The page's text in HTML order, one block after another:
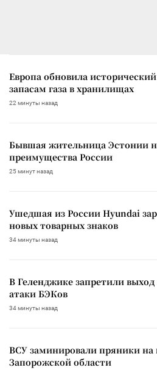
Европа обновила
запасам газа в хранилищах
22 минуты назад
Бывшая жительница Эстонии
преимущества России
25 минут назад
Ушедшая из России Hyundai
новых товарных знаков
34 минуты назад
В Геленджике запретили выход
атаки БЭКов
34 минуты назад
ВСУ заминировали пряники на
Запорожской области